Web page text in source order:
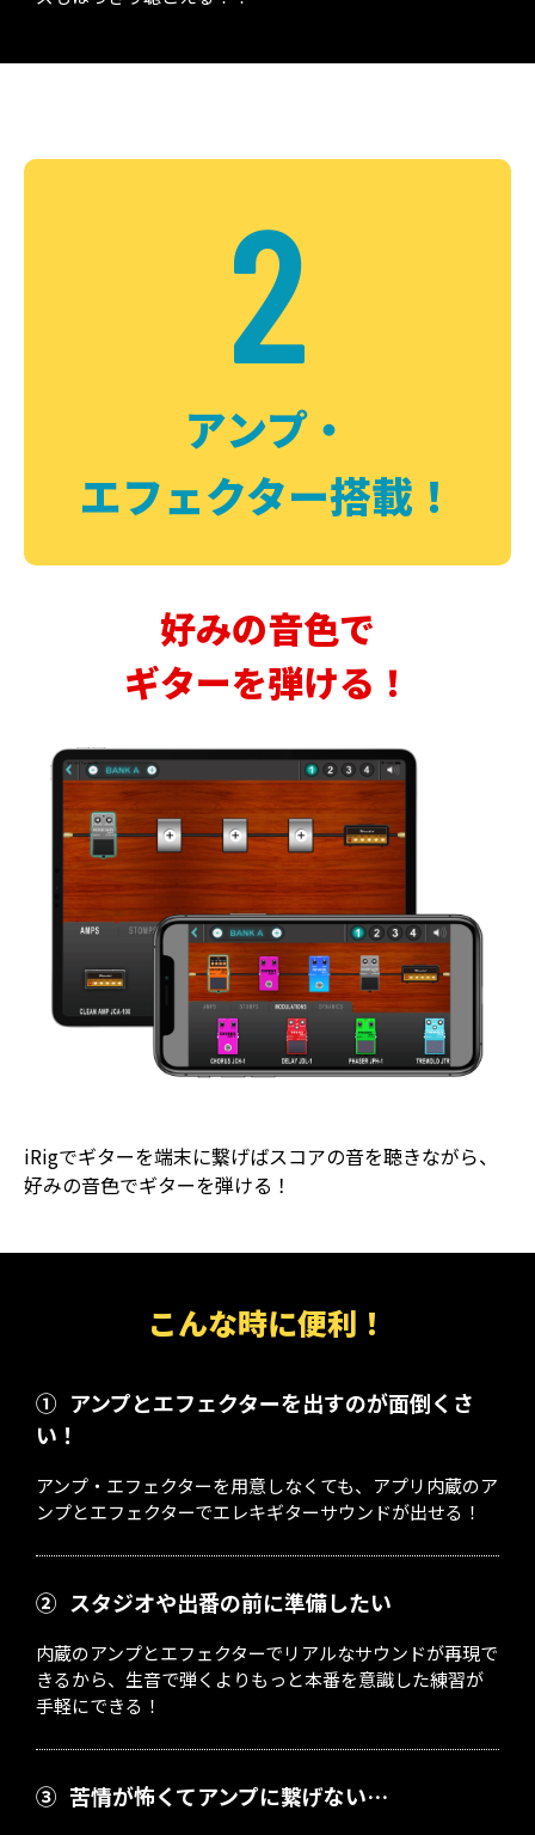
2
アンプ・
エフェクター搭載！
好みの音色で
ギターを弾ける！
iRigでギターを端末に繋げばスコアの音を聴きながら、
好みの音色でギターを弾ける！
こんな時に便利！
① アンプとエフェクターを出すのが面倒くさ
い！
アンプ・エフェクターを用意しなくても、アプリ内蔵のア
ンプとエフェクターでエレキギターサウンドが出せる！
② スタジオや出番の前に準備したい
内蔵のアンプとエフェクターでリアルなサウンドが再現で
きるから、生音で弾くよりもっと本番を意識した練習が
手軽にできる！
③ 苦情が怖くてアンプに繋げない…